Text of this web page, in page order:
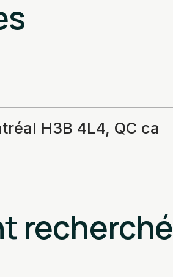
H3B 4L4, QC ca
recherché